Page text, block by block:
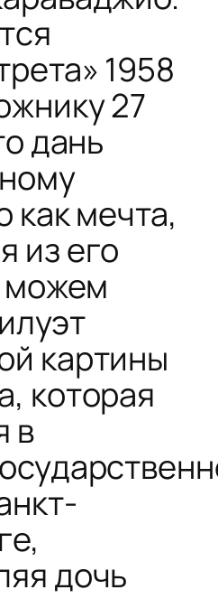
1958
27
дань
как мечта,
из его
можем
картины
которая
в
дочь